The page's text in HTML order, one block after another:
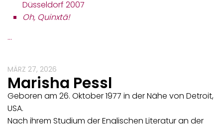
Düsseldorf 2007
Oh, Quinxtä!
…
MÄRZ 27, 2026
Marisha Pessl
Geboren am 26. Oktober 1977 in der Nähe von Detroit,
USA.
Nach ihrem Studium der Englischen Literatur an der